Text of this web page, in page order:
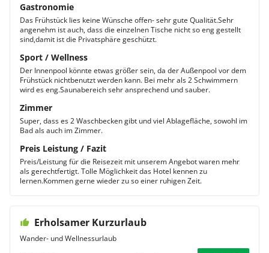
Gastronomie
Das Frühstück lies keine Wünsche offen- sehr gute Qualität.Sehr
angenehm ist auch, dass die einzelnen Tische nicht so eng gestellt
sind,damit ist die Privatsphäre geschützt.
Sport / Wellness
Der Innenpool könnte etwas größer sein, da der Außenpool vor dem
Frühstück nichtbenutzt werden kann. Bei mehr als 2 Schwimmern
wird es eng.Saunabereich sehr ansprechend und sauber.
Zimmer
Super, dass es 2 Waschbecken gibt und viel Ablagefläche, sowohl im
Bad als auch im Zimmer.
Preis Leistung / Fazit
Preis/Leistung für die Reisezeit mit unserem Angebot waren mehr
als gerechtfertigt. Tolle Möglichkeit das Hotel kennen zu
lernen.Kommen gerne wieder zu so einer ruhigen Zeit.
Erholsamer Kurzurlaub
Wander- und Wellnessurlaub